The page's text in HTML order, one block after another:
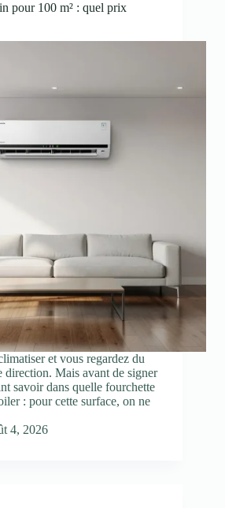
pour 100 m² : quel prix
et vous regardez du
direction. Mais avant de signer
savoir dans quelle fourchette
: pour cette surface, on ne
4, 2026